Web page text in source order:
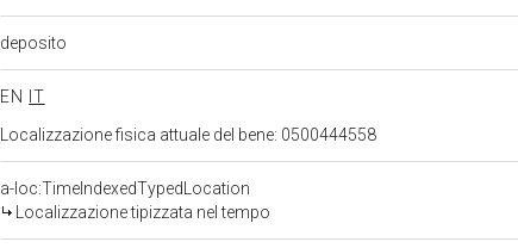
deposito
EN
IT
Localizzazione fisica attuale del bene: 0500444558
a-loc:TimeIndexedTypedLocation
Localizzazione tipizzata nel tempo